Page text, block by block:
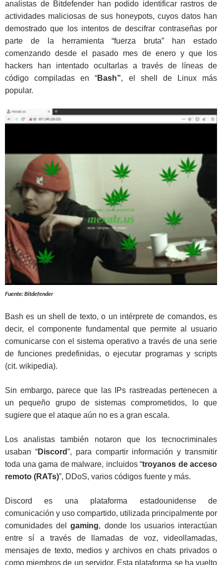
analistas de Bitdefender han podido identificar rastros de
actividades maliciosas de sus honeypots, cuyos datos han
demostrado que los intentos de descifrar contraseñas por
parte de la herramienta “fuerza bruta” han estado
comenzando desde el pasado mes de enero y que los
hackers han intentado ocultarlas a través de líneas de
código compiladas en “Bash”, el shell de Linux más
popular.
Fuente: Bitdefender
Bash es un shell de texto, o un intérprete de comandos, es
decir, el componente fundamental que permite al usuario
comunicarse con el sistema operativo a través de una serie
de funciones predefinidas, o ejecutar programas y scripts
(cit. wikipedia).
Sin embargo, parece que las IPs rastreadas pertenecen a
un pequeño grupo de sistemas comprometidos, lo que
sugiere que el ataque aún no es a gran escala.
Los analistas también notaron que los tecnocriminales
usaban “Discord”, para compartir información y transmitir
toda una gama de malware, incluidos “troyanos de acceso
remoto (RATs)”, DDoS, varios códigos fuente y más.
Discord es una plataforma estadounidense de
comunicación y uso compartido, utilizada principalmente por
comunidades delgaming, donde los usuarios interactúan
entre sí a través de llamadas de voz, videollamadas,
mensajes de texto, medios y archivos en chats privados o
como miembros de un servidor. Esta plataforma se ha vuelto